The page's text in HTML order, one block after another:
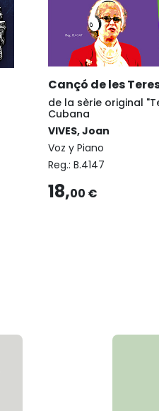
Cançó de les
de la sèrie original
Cubana
VIVES, Joan
Voz y Piano
Reg.: B.4147
18,00 €